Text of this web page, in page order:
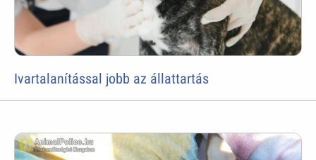
Ivartalanítással jobb az állattartás